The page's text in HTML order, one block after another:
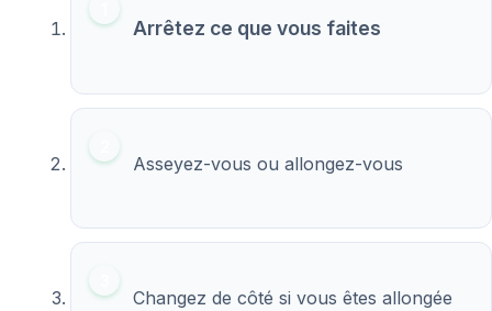
Arrêtez ce que vous faites
Asseyez-vous ou allongez-vous
Changez de côté si vous êtes allongée